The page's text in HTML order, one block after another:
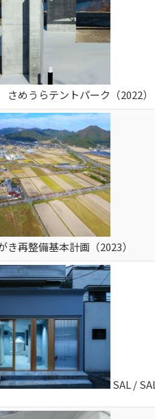
めうらテントパーク（2022）
き再整備基本計画（2023）
SAL /